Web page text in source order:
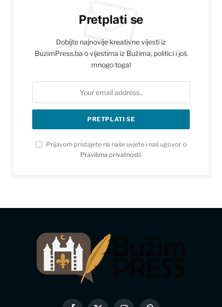
Pretplati se
Dobijte najnovije kreativne vijesti iz
BuzimPress.ba o vijestima iz Bužima, politici i još
mnogo toga!
Prijavom pristajete na naše uvjete i naš ugovor o
Pravilima privatnosti.